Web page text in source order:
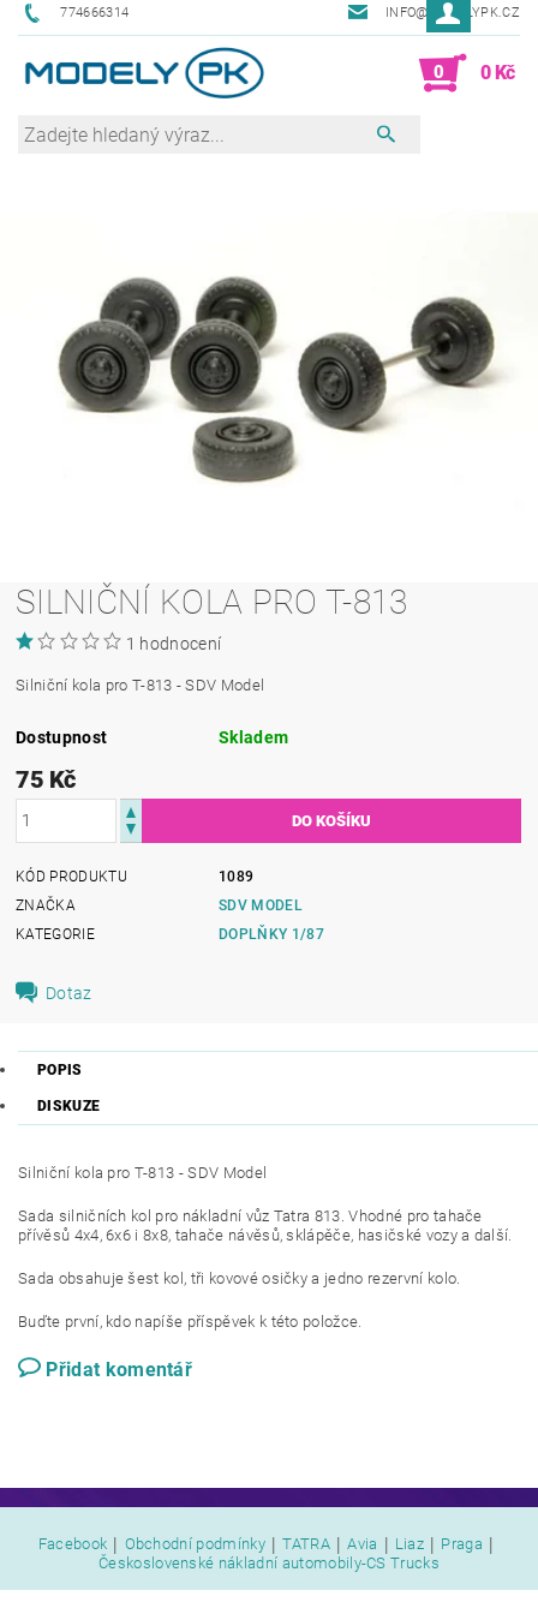
774666314 INFO@MODELYPK.CZ
0 0 Kč
SILNIČNÍ KOLA PRO T-813
1 hodnocení
Silniční kola pro T-813 - SDV Model
Dostupnost Skladem
75 Kč
KÓD PRODUKTU
1089
ZNAČKA
SDV MODEL
KATEGORIE
DOPLŇKY 1/87
Dotaz
POPIS
DISKUZE
Silniční kola pro T-813 - SDV Model
Sada silničních kol pro nákladní vůz Tatra 813. Vhodné pro tahače
přívěsů 4x4, 6x6 i 8x8, tahače návěsů, sklápěče, hasičské vozy a další.
Sada obsahuje šest kol, tři kovové osičky a jedno rezervní kolo.
Buďte první, kdo napíše příspěvek k této položce.
Přidat komentář
Facebook | Obchodní podmínky | TATRA | Avia | Liaz | Praga |
Československé nákladní automobily-CS Trucks